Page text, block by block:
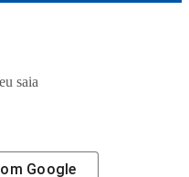
saia
Google